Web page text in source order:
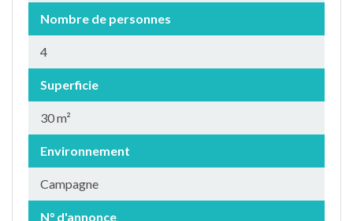
Nombre de personnes
4
Superficie
30 m²
Environnement
Campagne
N° d'annonce